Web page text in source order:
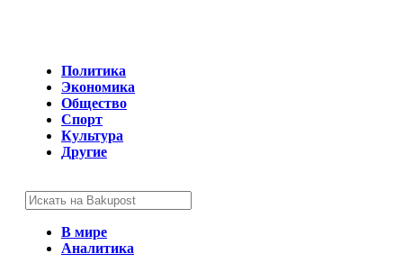
Политика
Экономика
Общество
Спорт
Культура
Другие
В мире
Аналитика